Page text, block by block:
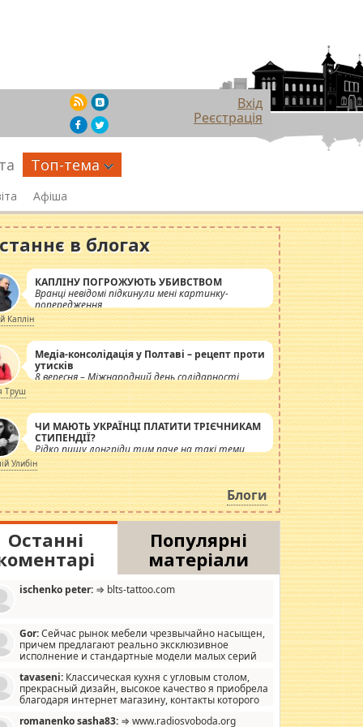
Вхід
Реєстрація
Топ-тема
Афіша
в блогах
КАПЛІНУ ПОГРОЖУЮТЬ УБИВСТВОМ
Вранці невідомі підкинули мені картинку-
попередження
Каплін
Медіа-консолідація у Полтаві – рецепт проти
утисків
8 вересня – Міжнародний день солідарності
журналістів.
Труш
ЧИ МАЮТЬ УКРАЇНЦІ ПЛАТИТИ ТРІЄЧНИКАМ
СТИПЕНДІЇ?
Рідко пишу лонгріди тим паче на такі теми,
але вже просто дістало! Обурюють сьогоднішні
інсенуації навколо стипендіального питання.
Штучно роздувається ще одна соціальна
катастрофа.
Улибін
Блоги
Останні
Популярні
матеріали
ischenko peter: ⇒ blts-tattoo.com
Gor:Сейчас рынок мебели чрезвычайно насыщен,
причем предлагают реально эксклюзивное
исполнение и стандартные модели малых серий
мало походит на стандартные формы, в MebelOk,
и что главное - со вкусом все в порядке,
ненужных наворотов удорожающих мебель, а это не
tavaseni: Классическая кухня с угловым столом,
прекрасный дизайн, высокое качество я приобрела
благодаря интернет магазину, контакты которого
romanenko sasha83: ⇒ www.radiosvoboda.org